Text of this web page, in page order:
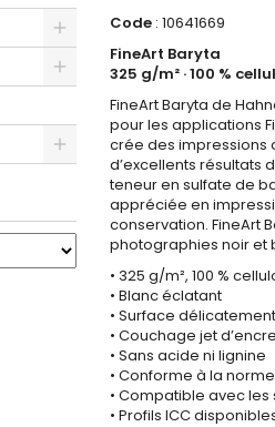
Code : 10641669
FineArt Baryta
325 g/m² · 100 %
FineArt Baryta de
pour les applications
crée des impressions
d’excellents résultats
teneur en sulfate de
appréciée en
conservation. FineArt
photographies noir et
• 325 g/m², 100 %
• Blanc éclatant
• Surface
• Couchage jet
• Sans acide ni lignine
• Conforme à la
• Compatible avec
• Profils ICC